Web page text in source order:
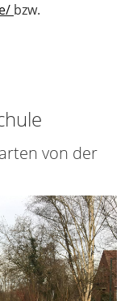
bzw.
von der